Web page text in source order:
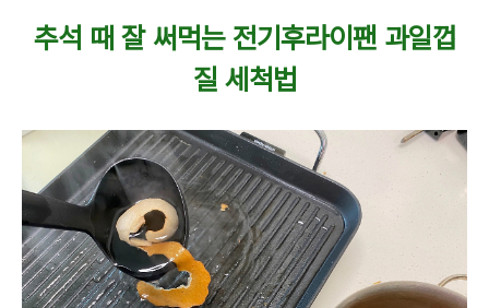
추석 때 잘 써먹는 전기후라이팬 과일껍
질 세척법